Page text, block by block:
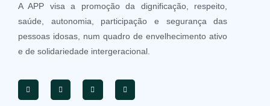
A APP visa a promoção da dignificação, respeito,
saúde, autonomia, participação e segurança das
pessoas idosas, num quadro de envelhecimento ativo
e de solidariedade intergeracional.